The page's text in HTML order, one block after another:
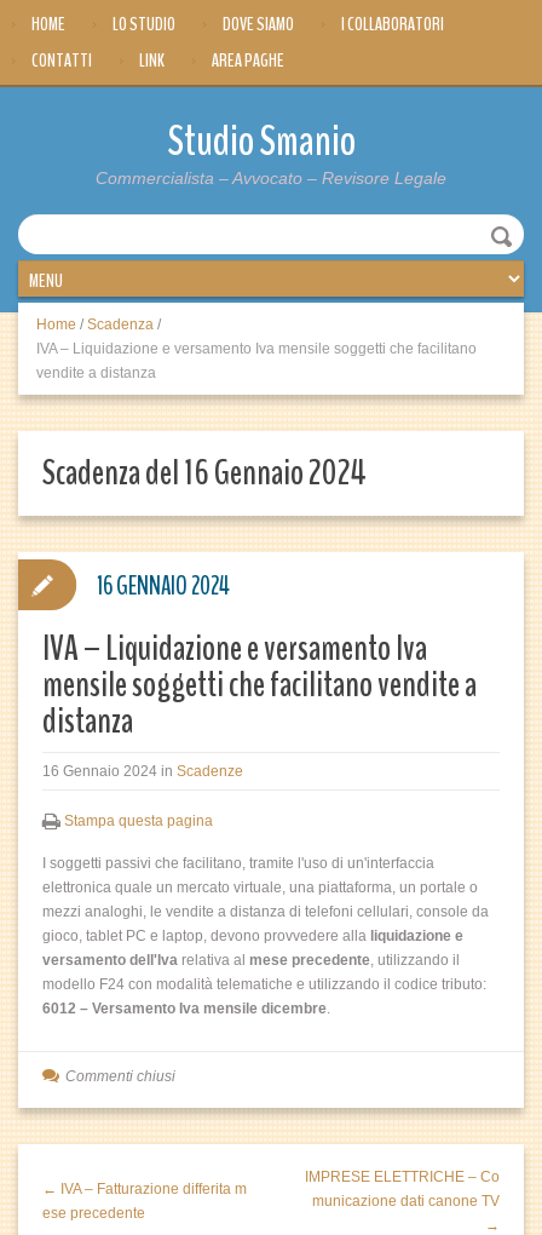
HOME LO STUDIO DOVE SIAMO
I COLLABORATORI
CONTATTI
LINK AREA PAGHE
Studio Smanio
Commercialista – Avvocato – Revisore Legale
Home / Scadenza /
IVA – Liquidazione e versamento Iva mensile soggetti che facilitano
vendite a distanza
Scadenza del 16 Gennaio 2024
IVA – Liquidazione e versamento Iva
mensile soggetti che facilitano vendite a
distanza
16 Gennaio 2024 in Scadenze
Stampa questa pagina
I soggetti passivi che facilitano, tramite l'uso di un'interfaccia
elettronica quale un mercato virtuale, una piattaforma, un portale o
mezzi analoghi, le vendite a distanza di telefoni cellulari, console da
gioco, tablet PC e laptop, devono provvedere alla liquidazione e
versamento dell'Iva relativa al mese precedente, utilizzando il
modello F24 con modalità telematiche e utilizzando il codice tributo:
6012 – Versamento Iva mensile dicembre.
16 GENNAIO 2024
Commenti chiusi
← IVA – Fatturazione differita m
ese precedente
IMPRESE ELETTRICHE – Co
municazione dati canone TV
→